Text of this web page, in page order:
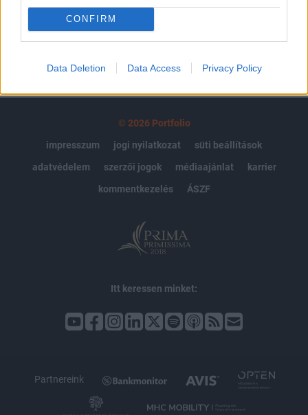
CONFIRM
Data Deletion Data Access Privacy Policy
MÁR ELŐFIZETŐNK VAGY?
© 2026 Portfolio
impresszum
jogi nyilatkozat
süti beállítások
adatvédelem
szerzői jogok médiaajánlat
karrier
kommentkezelés
ÁSZF
Itt keressen minket:
Partnereink